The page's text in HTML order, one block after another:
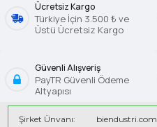
Ücretsiz Kargo
Türkiye İçin 3.500 ₺ ve
Üstü Ücretsiz Kargo
Güvenli Alışveriş
PayTR Güvenli Ödeme
Altyapısı
Şirket Ünvanı: biendustri.com